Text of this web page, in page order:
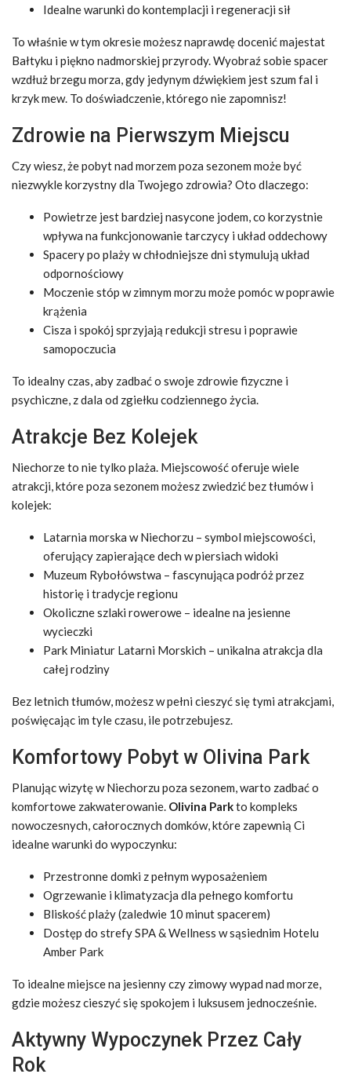
Idealne warunki do kontemplacji i regeneracji sił
To właśnie w tym okresie możesz naprawdę docenić majestat
Bałtyku i piękno nadmorskiej przyrody. Wyobraź sobie spacer
wzdłuż brzegu morza, gdy jedynym dźwiękiem jest szum fal i
krzyk mew. To doświadczenie, którego nie zapomnisz!
Zdrowie na Pierwszym Miejscu
Czy wiesz, że pobyt nad morzem poza sezonem może być
niezwykle korzystny dla Twojego zdrowia? Oto dlaczego:
Powietrze jest bardziej nasycone jodem, co korzystnie
wpływa na funkcjonowanie tarczycy i układ oddechowy
Spacery po plaży w chłodniejsze dni stymulują układ
odpornościowy
Moczenie stóp w zimnym morzu może pomóc w poprawie
krążenia
Cisza i spokój sprzyjają redukcji stresu i poprawie
samopoczucia
To idealny czas, aby zadbać o swoje zdrowie fizyczne i
psychiczne, z dala od zgiełku codziennego życia.
Atrakcje Bez Kolejek
Niechorze to nie tylko plaża. Miejscowość oferuje wiele
atrakcji, które poza sezonem możesz zwiedzić bez tłumów i
kolejek:
Latarnia morska w Niechorzu – symbol miejscowości,
oferujący zapierające dech w piersiach widoki
Muzeum Rybołówstwa – fascynująca podróż przez
historię i tradycje regionu
Okoliczne szlaki rowerowe – idealne na jesienne
wycieczki
Park Miniatur Latarni Morskich – unikalna atrakcja dla
całej rodziny
Bez letnich tłumów, możesz w pełni cieszyć się tymi atrakcjami,
poświęcając im tyle czasu, ile potrzebujesz.
Komfortowy Pobyt w Olivina Park
Planując wizytę w Niechorzu poza sezonem, warto zadbać o
komfortowe zakwaterowanie. Olivina Parkto kompleks
nowoczesnych, całorocznych domków, które zapewnią Ci
idealne warunki do wypoczynku:
Przestronne domki z pełnym wyposażeniem
Ogrzewanie i klimatyzacja dla pełnego komfortu
Bliskość plaży (zaledwie 10 minut spacerem)
Dostęp do strefy SPA & Wellness w sąsiednim Hotelu
Amber Park
To idealne miejsce na jesienny czy zimowy wypad nad morze,
gdzie możesz cieszyć się spokojem i luksusem jednocześnie.
Aktywny Wypoczynek Przez Cały
Rok